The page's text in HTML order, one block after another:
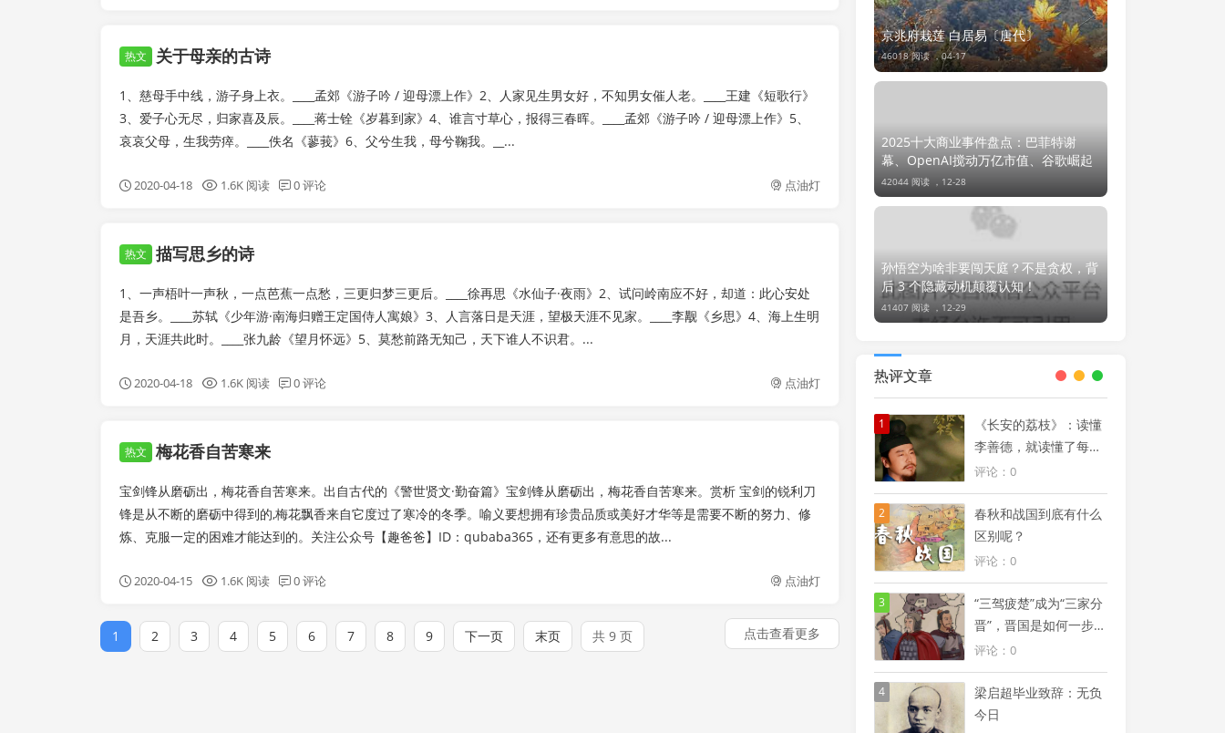
热文 关于母亲的古诗
1、慈母手中线，游子身上衣。____孟郊《游子吟 / 迎母漂上作》2、人家见生男女好，不知男女催人老。____王建《短歌行》
3、爱子心无尽，归家喜及辰。____蒋士铨《岁暮到家》4、谁言寸草心，报得三春晖。____孟郊《游子吟 / 迎母漂上作》5、
哀哀父母，生我劳瘁。____佚名《蓼莪》6、父兮生我，母兮鞠我。__...
2020-04-18 1.6K 阅读 0 评论 点油灯
热文 描写思乡的诗
1、一声梧叶一声秋，一点芭蕉一点愁，三更归梦三更后。____徐再思《水仙子·夜雨》2、试问岭南应不好，却道：此心安处
是吾乡。____苏轼《少年游·南海归赠王定国侍人寓娘》3、人言落日是天涯，望极天涯不见家。____李觏《乡思》4、海上生明
月，天涯共此时。____张九龄《望月怀远》5、莫愁前路无知己，天下谁人不识君。...
2020-04-18 1.6K 阅读 0 评论 点油灯
热文 梅花香自苦寒来
宝剑锋从磨砺出，梅花香自苦寒来。出自古代的《警世贤文·勤奋篇》宝剑锋从磨砺出，梅花香自苦寒来。赏析 宝剑的锐利刀
锋是从不断的磨砺中得到的,梅花飘香来自它度过了寒冷的冬季。喻义要想拥有珍贵品质或美好才华等是需要不断的努力、修
炼、克服一定的困难才能达到的。关注公众号【趣爸爸】ID：qubaba365，还有更多有意思的故...
2020-04-15 1.6K 阅读 0 评论 点油灯
1 2 3 4 5 6 7 8 9 下一页 末页 共 9 页 点击查看更多
京兆府栽莲 白居易〔唐代〕
46018 阅读 ，04-17
2025十大商业事件盘点：巴菲特谢
幕、OpenAI搅动万亿市值、谷歌崛起
42044 阅读 ， 12-28
孙悟空为啥非要闯天庭？不是贪权，背
后 3 个隐藏动机颠覆认知！
41407 阅读 ， 12-29
热评文章
1
《长安的荔枝》：读懂
李善德，就读懂了每个
打工人的修行
评论：0
2
春秋和战国到底有什么
区别呢？
评论：0
3
“三驾疲楚”成为“三家分
晋”，晋国是如何一步步
被瓜分的
评论：0
4
梁启超毕业致辞：无负
今日